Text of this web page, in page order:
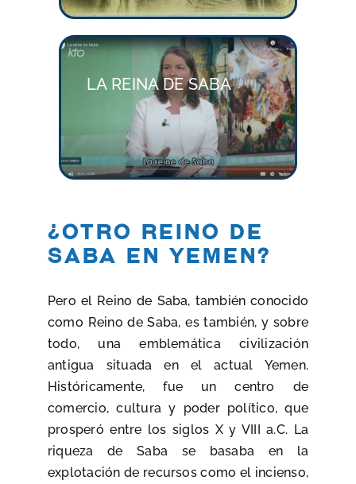
LA REINA DE SABA
¿Otro reino de
Saba en Yemen?
Pero el Reino de Saba, también conocido
como Reino de Saba, es también, y sobre
todo, una emblemática civilización
antigua situada en el actual Yemen.
Históricamente, fue un centro de
comercio, cultura y poder político, que
prosperó entre los siglos X y VIII a.C. La
riqueza de Saba se basaba en la
explotación de recursos como el incienso,